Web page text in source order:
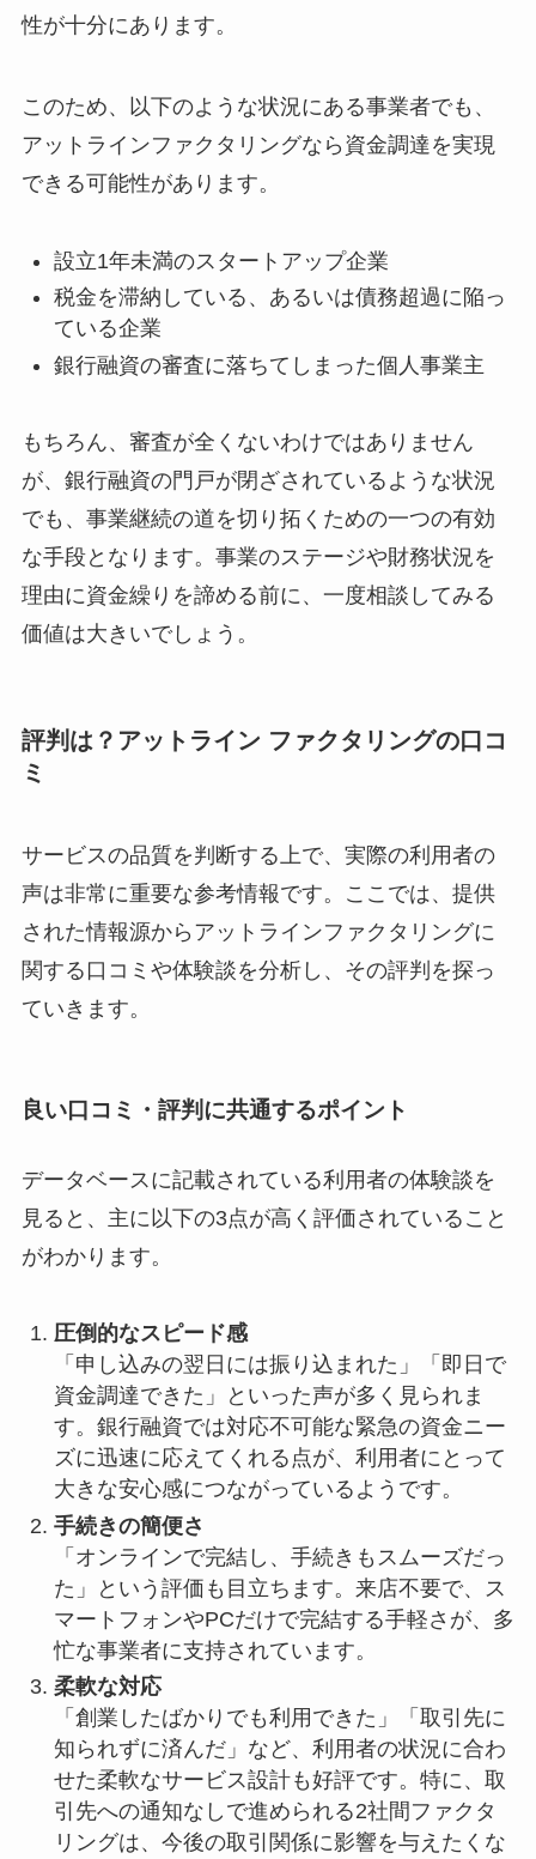
性が十分にあります。
このため、以下のような状況にある事業者でも、
アットラインファクタリングなら資金調達を実現
できる可能性があります。
設立1年未満のスタートアップ企業
税金を滞納している、あるいは債務超過に陥っ
ている企業
銀行融資の審査に落ちてしまった個人事業主
もちろん、審査が全くないわけではありません
が、銀行融資の門戸が閉ざされているような状況
でも、事業継続の道を切り拓くための一つの有効
な手段となります。事業のステージや財務状況を
理由に資金繰りを諦める前に、一度相談してみる
価値は大きいでしょう。
評判は？アットライン ファクタリングの口コ
ミ
サービスの品質を判断する上で、実際の利用者の
声は非常に重要な参考情報です。ここでは、提供
された情報源からアットラインファクタリングに
関する口コミや体験談を分析し、その評判を探っ
ていきます。
良い口コミ・評判に共通するポイント
データベースに記載されている利用者の体験談を
見ると、主に以下の3点が高く評価されていること
がわかります。
圧倒的なスピード感
「申し込みの翌日には振り込まれた」「即日で
資金調達できた」といった声が多く見られま
す。銀行融資では対応不可能な緊急の資金ニー
ズに迅速に応えてくれる点が、利用者にとって
大きな安心感につながっているようです。
手続きの簡便さ
「オンラインで完結し、手続きもスムーズだっ
た」という評価も目立ちます。来店不要で、ス
マートフォンやPCだけで完結する手軽さが、多
忙な事業者に支持されています。
柔軟な対応
「創業したばかりでも利用できた」「取引先に
知られずに済んだ」など、利用者の状況に合わ
せた柔軟なサービス設計も好評です。特に、取
引先への通知なしで進められる2社間ファクタ
リングは、今後の取引関係に影響を与えたくな